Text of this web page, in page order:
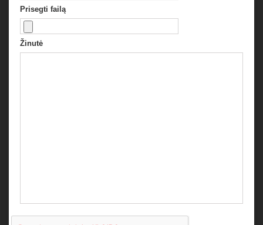
Prisegti failą
Žinutė